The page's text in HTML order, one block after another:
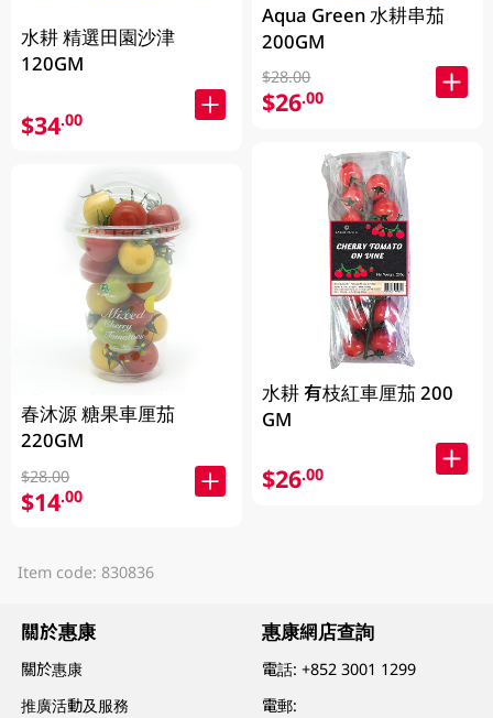
水耕 精選田園沙津
120GM
$34.00
春沐源 糖果車厘茄
220GM
$28.00
$14.00
Aqua Green 水耕串茄
200GM
$28.00
$26.00
水耕 有枝紅車厘茄 200
GM
$26.00
Item code: 830836
關於惠康
關於惠康
推廣活動及服務
惠康網店查詢
電話:+852 3001 1299
電郵: